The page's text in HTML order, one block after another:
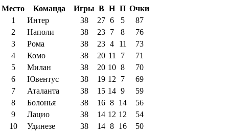
Место Команда Игры В Н П Очки
1
Интер 38 27 6 5
87
2
Наполи 38 23 7 8
76
3
Рома 38 23 4 11
73
4
Комо 38 20 11 7
71
5
Милан 38 20 10 8
70
6
Ювентус 38 19 12 7
69
7
Аталанта 38 15 14 9
59
8
Болонья 38 16 8 14
56
9
Лацио 38 14 12 12
54
10
Удинезе 38 14 8 16
50